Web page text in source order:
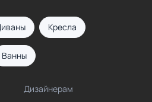
Кресла
Ванны
Дизайнерам